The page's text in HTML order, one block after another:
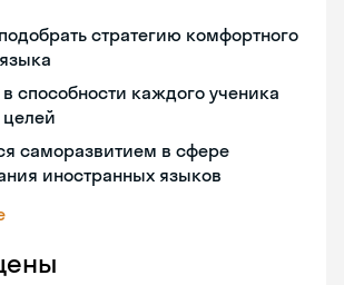
стратегию комфортного
способности каждого ученика
целей
саморазвитием в сфере
иностранных языков